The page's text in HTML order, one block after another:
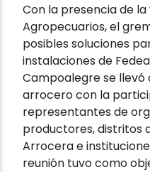
Con la presencia de
Agropecuarios, el
posibles soluciones
instalaciones de
Campoalegre se
arrocero con la
representantes de
productores, distritos
Arrocera e
reunión tuvo como